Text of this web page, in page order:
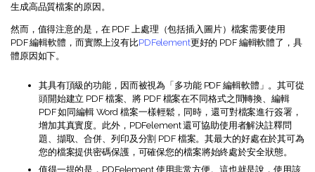
生成高品質檔案的原因。
然而，值得注意的是，在 PDF 上處理（包括插入圖片）檔案需要使用
PDF 編輯軟體，而實際上沒有比PDFelement更好的 PDF 編輯軟體了，具
體原因如下。
其具有頂級的功能，因而被視為「多功能 PDF 編輯軟體」。其可從
頭開始建立 PDF 檔案、將 PDF 檔案在不同格式之間轉換、編輯
PDF 如同編輯 Word 檔案一樣輕鬆，同時，還可對檔案進行簽署，
增加其真實度。此外，PDFelement 還可協助使用者解決註釋問
題、擷取、合併、列印及分割 PDF 檔案。其最大的好處在於其可為
您的檔案提供密碼保護，可確保您的檔案將始終處於安全狀態。
值得一提的是，PDFelement 使用非常方便。這也就是說，使用該